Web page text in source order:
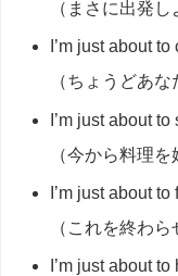
（まさに出発
I’m just about
（ちょうどあ
I’m just about
（今から料理
I’m just about
（これを終わ
I’m just about